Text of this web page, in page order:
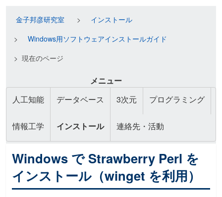
金子邦彦研究室
インストール
Windows用ソフトウェアインストールガイド
現在のページ
メニュー
人工知能
データベース 3次元 プログラミング
情報工学 インストール 連絡先・活動
Windows で Strawberry Perl を
インストール（winget を利用）